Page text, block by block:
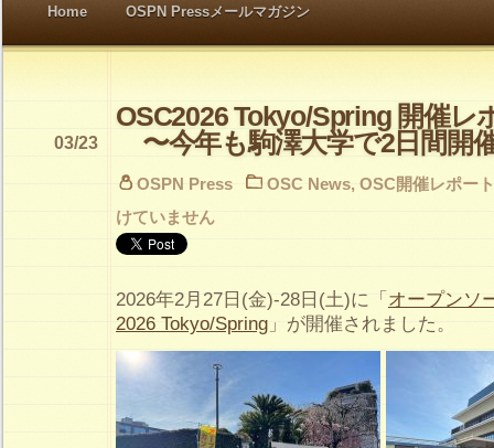
Home OSPN Pressメールマガジン
OSC2026 Tokyo/Spring 開催レ
〜今年も駒澤大学で2日間開
03/23
OSPN Press OSC News, OSC開催レポート
けていません
2026年2月27日(金)-28日(土)に「 オープンソ
2026 Tokyo/Spring 」が開催されました。